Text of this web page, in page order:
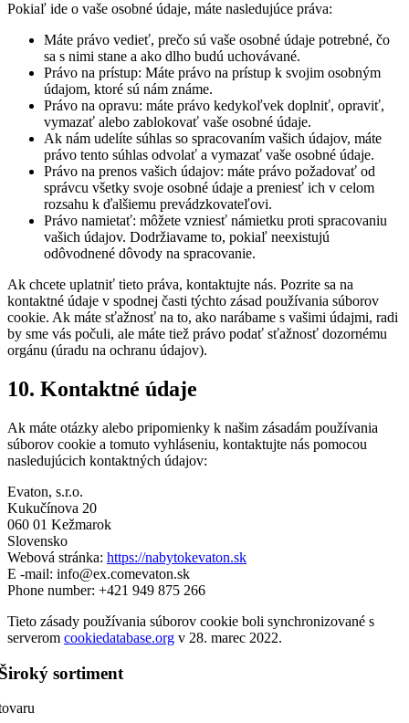
Pokiaľ ide o vaše osobné údaje, máte nasledujúce práva:
Máte právo vedieť, prečo sú vaše osobné údaje potrebné, čo
sa s nimi stane a ako dlho budú uchovávané.
Právo na prístup: Máte právo na prístup k svojim osobným
údajom, ktoré sú nám známe.
Právo na opravu: máte právo kedykoľvek doplniť, opraviť,
vymazať alebo zablokovať vaše osobné údaje.
Ak nám udelíte súhlas so spracovaním vašich údajov, máte
právo tento súhlas odvolať a vymazať vaše osobné údaje.
Právo na prenos vašich údajov: máte právo požadovať od
správcu všetky svoje osobné údaje a preniesť ich v celom
rozsahu k ďalšiemu prevádzkovateľovi.
Právo namietať: môžete vzniesť námietku proti spracovaniu
vašich údajov. Dodržiavame to, pokiaľ neexistujú
odôvodnené dôvody na spracovanie.
Ak chcete uplatniť tieto práva, kontaktujte nás. Pozrite sa na
kontaktné údaje v spodnej časti týchto zásad používania súborov
cookie. Ak máte sťažnosť na to, ako narábame s vašimi údajmi, radi
by sme vás počuli, ale máte tiež právo podať sťažnosť dozornému
orgánu (úradu na ochranu údajov).
10. Kontaktné údaje
Ak máte otázky alebo pripomienky k našim zásadám používania
súborov cookie a tomuto vyhláseniu, kontaktujte nás pomocou
nasledujúcich kontaktných údajov:
Evaton, s.r.o.
Kukučínova 20
060 01 Kežmarok
Slovensko
Webová stránka: https://nabytokevaton.sk
E -mail: info@ex.comevaton.sk
Phone number: +421 949 875 266
Tieto zásady používania súborov cookie boli synchronizované s
serverom cookiedatabase.org v 28. marec 2022.
sortiment